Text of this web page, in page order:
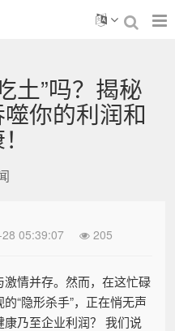
土”吗？揭秘
你的利润和
05:39:07 205
情并存。然而，在这忙碌
“隐形杀手”，正在悄无声
乃至企业利润？ 我们说